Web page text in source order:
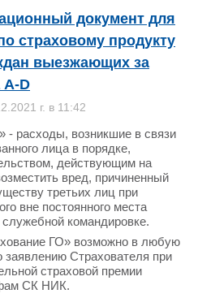
документ для
страховому продукту
выезжающих за
А-D
г. в 11:42
- расходы, возникшие в связи
лица в порядке,
действующим на
вред, причиненный
третьих лиц при
вне постоянного места
командировке.
ГО» возможно в любую
заявлению Страхователя при
страховой премии
СК НИК.